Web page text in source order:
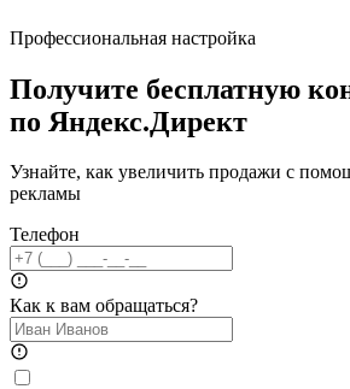
Профессиональная настройка
Получите бесплатную
по Яндекс.Директ
Узнайте, как увеличить продажи с
рекламы
Телефон
Как к вам обращаться?